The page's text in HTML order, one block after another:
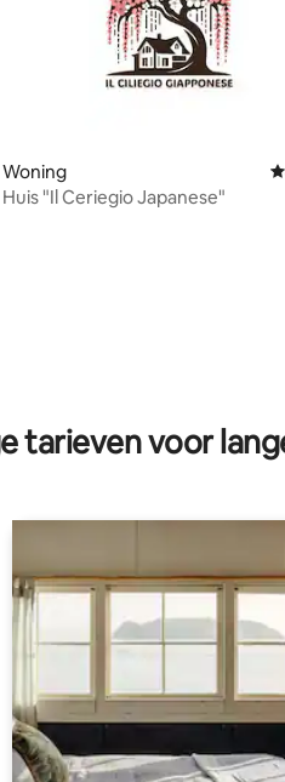
van 4,62 op 5, 13
Woning
Huis "Il Ceriegio Japanese"
tarieven voor